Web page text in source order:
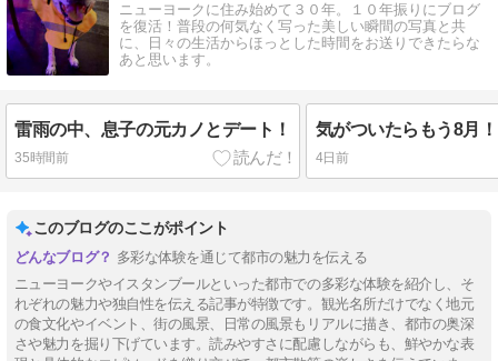
ニューヨークに住み始めて３０年。１０年振りにブログ
を復活！普段の何気なく写った美しい瞬間の写真と共
に、日々の生活からほっとした時間をお送りできたらな
あと思います。
雷雨の中、息子の元カノとデート！
35時間前
気がついたらもう8月
4日前
このブログのここがポイント
多彩な体験を通じて都市の魅力を伝える
ニューヨークやイスタンブールといった都市での多彩な体験を紹介し、そ
れぞれの魅力や独自性を伝える記事が特徴です。観光名所だけでなく地元
の食文化やイベント、街の風景、日常の風景もリアルに描き、都市の奥深
さや魅力を掘り下げています。読みやすさに配慮しながらも、鮮やかな表